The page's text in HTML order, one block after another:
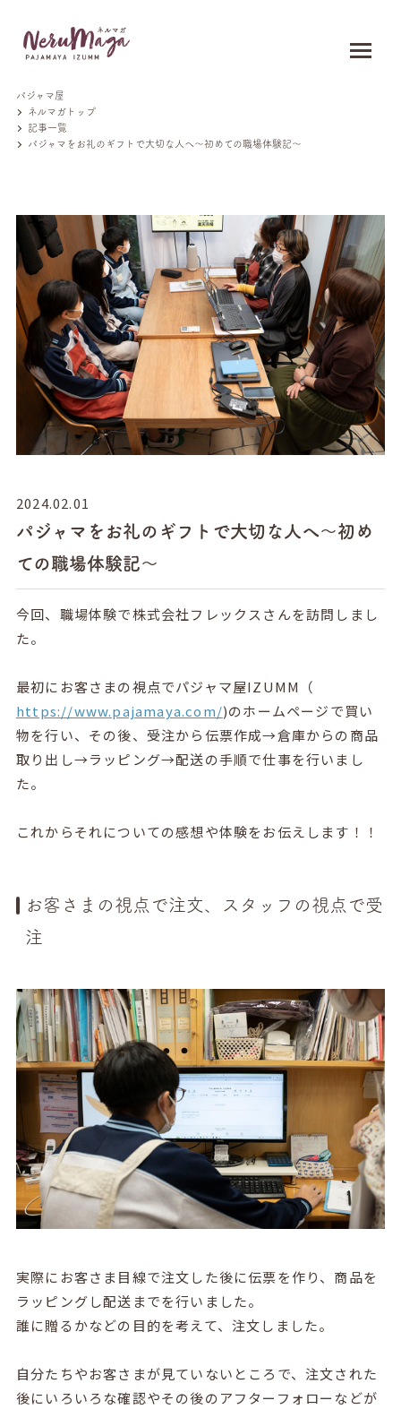
パジャマ屋
ネルマガトップ
記事一覧
パジャマをお礼のギフトで大切な人へ〜初めての職場体験記〜
2024.02.01
パジャマをお礼のギフトで大切な人へ〜初め
ての職場体験記〜
今回、職場体験で株式会社フレックスさんを訪問しまし
た。
最初にお客さまの視点でパジャマ屋IZUMM（
https://www.pajamaya.com/)のホームページで買い
物を行い、 その後、受注から伝票作成→倉庫からの商品
取り出し→ラッピング→配送の手順で仕事を行いまし
た。
これからそれについての感想や体験をお伝えします！！
お客さまの視点で注文、スタッフの視点で受
注
実際にお客さま目線で注文した後に伝票を作り、商品を
ラッピングし配送までを行いました。
誰に贈るかなどの目的を考えて、注文しました。
自分たちやお客さまが見ていないところで、注文された
後にいろいろな確認やその後のアフターフォローなどが